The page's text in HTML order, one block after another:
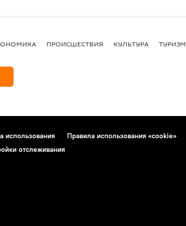
ПРОИСШЕСТВИЯ КУЛЬТУРА ТУРИЗМ
использования
Правила использования «cookie»
отслеживания